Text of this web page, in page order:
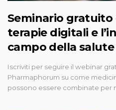
Seminario gratuito
terapie digitali e
campo della salute
Iscriviti per seguire il webinar
Pharmaphorum su come
possono essere combinate per